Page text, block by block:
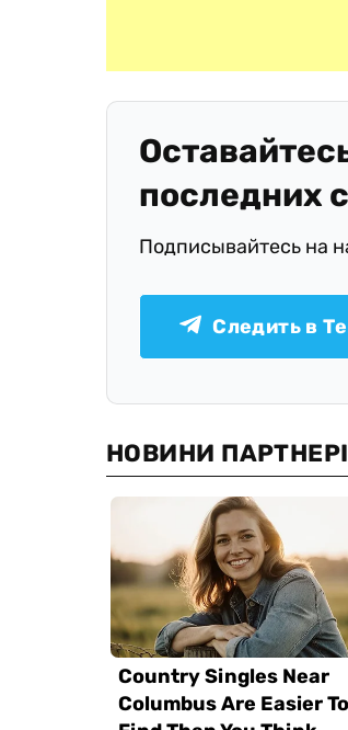
последних
Подписывайтесь на
Следить в